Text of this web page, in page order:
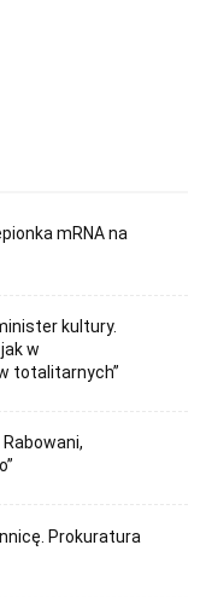
mRNA na
kultury.
w
totalitarnych”
Prokuratura